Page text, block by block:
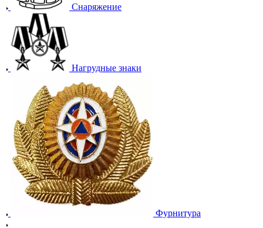
Снаряжение
Нагрудные знаки
Фурнитура